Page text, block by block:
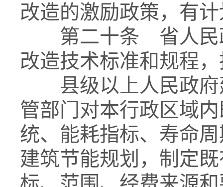
改造的激励政策，有
第二十条 省人民政
改造技术标准和规程
县级以上人民政府
管部门对本行政区域
统、能耗指标、寿命
建筑节能规划，制定